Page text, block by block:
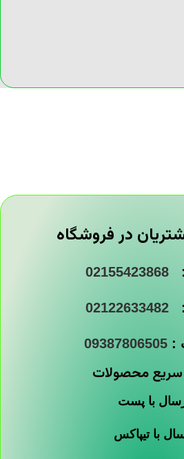
در فروشگاه
:
02155423868
:
02122633482
:
09387806505
سریع محصولات
با پست
با تیپاکس